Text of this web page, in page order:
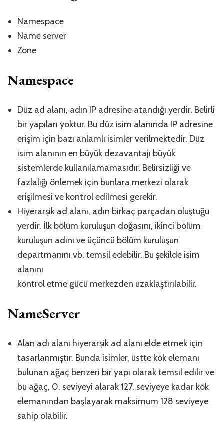
Namespace
Name server
Zone
Namespace
Düz ad alanı, adın IP adresine atandığı yerdir. Belirli
bir yapıları yoktur. Bu düz isim alanında IP adresine
erişim için bazı anlamlı isimler verilmektedir. Düz
isim alanının en büyük dezavantajı büyük
sistemlerde kullanılamamasıdır. Belirsizliği ve
fazlalığı önlemek için bunlara merkezi olarak
erişilmesi ve kontrol edilmesi gerekir.
Hiyerarşik ad alanı, adın birkaç parçadan oluştuğu
yerdir. İlk bölüm kuruluşun doğasını, ikinci bölüm
kuruluşun adını ve üçüncü bölüm kuruluşun
departmanını vb. temsil edebilir. Bu şekilde isim
alanını
kontrol etme gücü merkezden uzaklaştırılabilir.
NameServer
Alan adı alanı hiyerarşik ad alanı elde etmek için
tasarlanmıştır. Bunda isimler, üstte kök elemanı
bulunan ağaç benzeri bir yapı olarak temsil edilir ve
bu ağaç, 0. seviyeyi alarak 127. seviyeye kadar kök
elemanından başlayarak maksimum 128 seviyeye
sahip olabilir.